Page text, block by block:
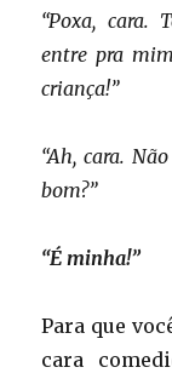
“Poxa, cara.
entre pra
criança!”
“Ah, cara.
bom?”
“É minha!”
Para que
cara